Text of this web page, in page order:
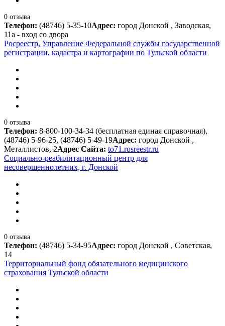
0 отзыва
Телефон: (48746) 5-35-10Адрес: город Донской , Заводская,
11а - вход со двора
Росреестр, Управление Федеральной службы государственной
регистрации, кадастра и картографии по Тульской области
0 отзыва
Телефон: 8-800-100-34-34 (бесплатная единая справочная),
(48746) 5-96-25, (48746) 5-49-19Адрес: город Донской ,
Металлистов, 2Адрес Сайта: to71.rosreestr.ru
Социально-реабилитационный центр для
несовершеннолетних, г. Донской
0 отзыва
Телефон: (48746) 5-34-95Адрес: город Донской , Советская,
14
Территориальный фонд обязательного медицинского
страхования Тульской области